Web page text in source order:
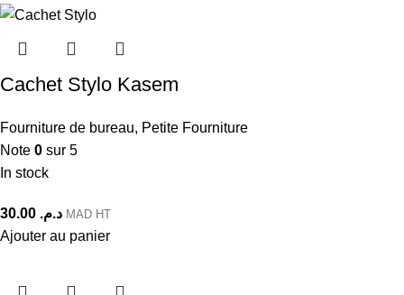
Cachet Stylo Kasem
Fourniture de bureau, Petite Fourniture
Note 0 sur 5
In stock
د.م. MAD HT
Ajouter au panier